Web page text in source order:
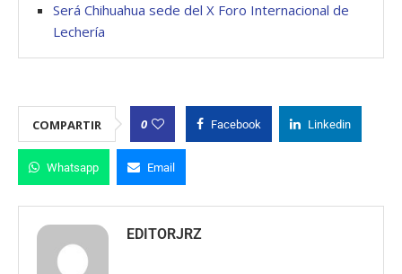
Será Chihuahua sede del X Foro Internacional de
Lechería
COMPARTIR 0 Facebook Linkedin
Whatsapp Email
EDITORJRZ